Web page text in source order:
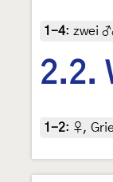
1-4: zwei
2.2.
1-2: ♀,